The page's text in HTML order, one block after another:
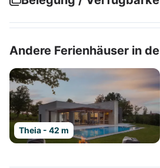
Andere Ferienhäuser in
Theia - 42 m